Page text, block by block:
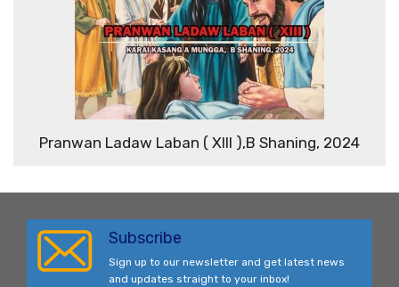
Pranwan Ladaw Laban ( XIII ),B Shaning, 2024
Subscribe
Sign up to our newsletter and get latest news
and updates straight to your inbox!